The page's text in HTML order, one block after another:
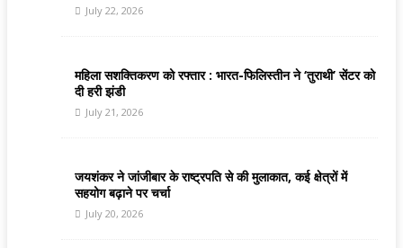
July 22, 2026
महिला सशक्तिकरण को रफ्तार : भारत-फिलिस्तीन ने ‘तुराथी’ सेंटर को
दी हरी झंडी
July 21, 2026
जयशंकर ने जांजीबार के राष्ट्रपति से की मुलाकात, कई क्षेत्रों में
सहयोग बढ़ाने पर चर्चा
July 20, 2026